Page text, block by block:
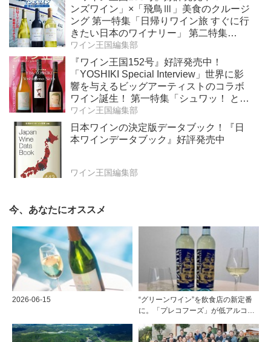
ンズワイン」×「飛鳥Ⅲ」美食のクルージ
ング 第一特集「日帰りワイン旅 すぐに行
きたい日本のワイナリー」 第二特集
「Bordeaux Primeur Report2025」
ワイン王国編集部
『ワイン王国152号』好評発売中！
「YOSHIKI Special Interview」世界に影
響を与えるビッグアーティストのコラボ
ワイン誕生！ 第一特集「シュワッ！ と学
ぶスパークリングワイン」 第二特集「カ
リフォルニア“軽旨”が美味しい」
ワイン王国編集部
日本ワインの決定版データブック！『日
本ワインデータブック』好評発売中
ワイン王国編集部
今、あなたにオススメ
2026-06-15
“グリーンワイン”を飲食店の新定番
に。「プレコフーズ」が低アルコー